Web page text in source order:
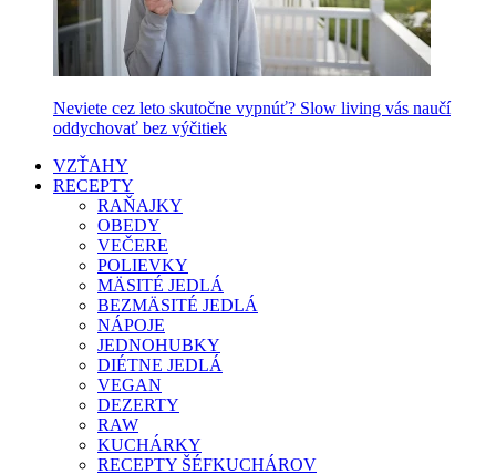
Neviete cez leto skutočne vypnúť? Slow living vás naučí
oddychovať bez výčitiek
VZŤAHY
RECEPTY
RAŇAJKY
OBEDY
VEČERE
POLIEVKY
MÄSITÉ JEDLÁ
BEZMÄSITÉ JEDLÁ
NÁPOJE
JEDNOHUBKY
DIÉTNE JEDLÁ
VEGAN
DEZERTY
RAW
KUCHÁRKY
RECEPTY ŠÉFKUCHÁROV